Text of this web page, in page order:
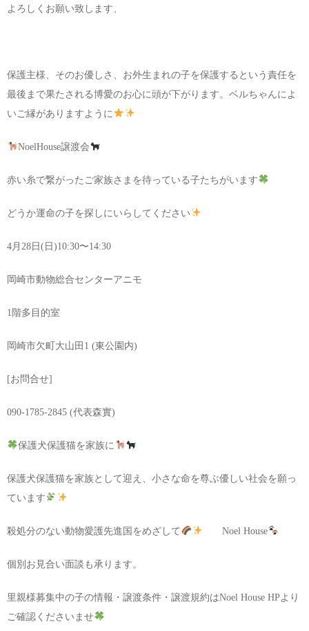
よろしくお願い致します、
保護主様、そのお優しさ、お外生まれの子を保護するという責任を
最後まで果たされる博愛のお心に頭が下がります。ベルちゃんによ
いご縁がありますように
NoelHouse譲渡会
赤い糸で繋がったご家族さまを待っている子たちがいます
どうか運命の子を探しにいらしてください
4月28日(日)10:30〜14:30
岡崎市動物総合センターアニモ
1階多目的室
岡崎市欠町大山田1 (東公園内)
[お問合せ]
090-1785-2845 (代表森實)
保護犬保護猫を家族に
保護犬保護猫を家族として迎え、小さな命を尊ぶ優しい社会を願っ
ています
殺処分のない動物愛護先進国をめざして Noel House
個別お見合い面談も承ります。
里親様募集中の子の情報・譲渡条件・譲渡規約はNoel House HPより
ご確認くださいませ